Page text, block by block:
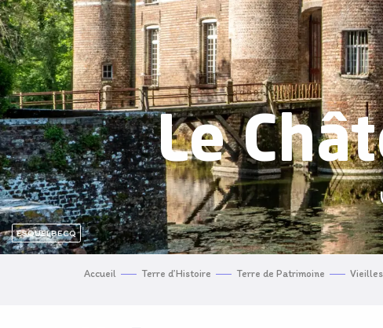
Le
ESQUELBECQ
Accueil Terre d’Histoire Terre de Patrimoine